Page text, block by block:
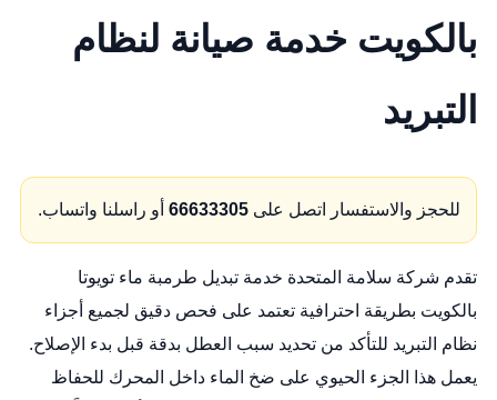
بالكويت خدمة صيانة لنظام
التبريد
للحجز والاستفسار اتصل على 66633305أو راسلنا واتساب.
تقدم شركة سلامة المتحدة خدمة تبديل طرمبة ماء تويوتا
بالكويت بطريقة احترافية تعتمد على فحص دقيق لجميع أجزاء
نظام التبريد للتأكد من تحديد سبب العطل بدقة قبل بدء الإصلاح.
يعمل هذا الجزء الحيوي على ضخ الماء داخل المحرك للحفاظ